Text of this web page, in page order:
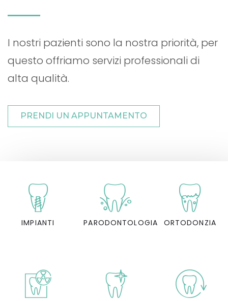
I nostri pazienti sono la nostra priorità, per
questo offriamo servizi professionali di
alta qualità.
PRENDI UN APPUNTAMENTO
IMPIANTI PARODONTOLOGIA ORTODONZIA